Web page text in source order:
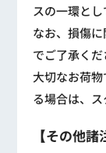
スの一環と
なお、損傷
でご了承くだ
大切なお荷
る場合は、ス
【その他諸